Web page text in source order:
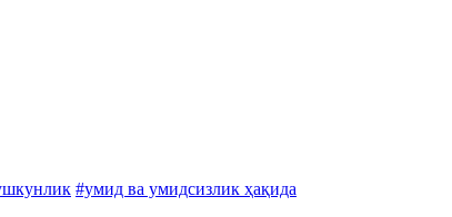
#умид ва умидсизлик ҳақида